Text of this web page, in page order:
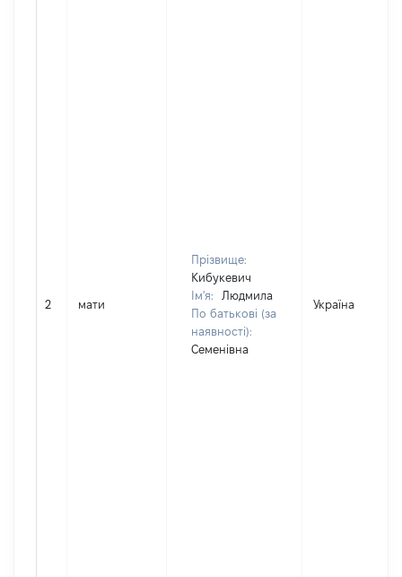
2 мати
Прізвище:
Кибукевич
Ім'я:
Людмила
По батькові (за
наявності):
Семенівна
Україна